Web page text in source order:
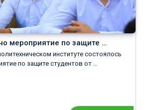
мероприятие по защите …
институте состоялось
по защите студентов от …